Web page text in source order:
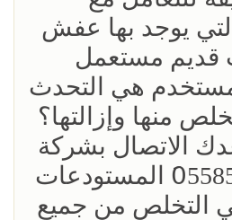
يوجد بها عفش
قديم مستعمل
مستخدم هي التحدث
منها وإزالتها؟
الاتصال بشركة
تنظيف 0َ558536273 المستودعات
في التخلص من جميع